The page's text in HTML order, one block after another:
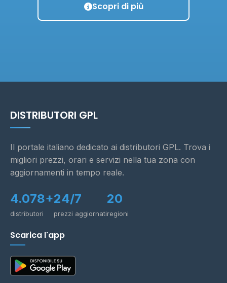
Scopri di più
DISTRIBUTORI GPL
Il portale italiano dedicato ai distributori GPL. Trova i
migliori prezzi, orari e servizi nella tua zona con
aggiornamenti in tempo reale.
4.078+
distributori
24/7
prezzi aggiornati
20
regioni
Scarica l'app